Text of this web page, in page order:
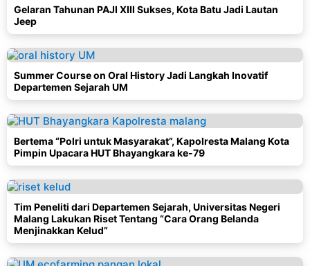
Gelaran Tahunan PAJI XIII Sukses, Kota Batu Jadi Lautan
Jeep
Summer Course on Oral History Jadi Langkah Inovatif
Departemen Sejarah UM
Bertema “Polri untuk Masyarakat”, Kapolresta Malang Kota
Pimpin Upacara HUT Bhayangkara ke-79
Tim Peneliti dari Departemen Sejarah, Universitas Negeri
Malang Lakukan Riset Tentang “Cara Orang Belanda
Menjinakkan Kelud”